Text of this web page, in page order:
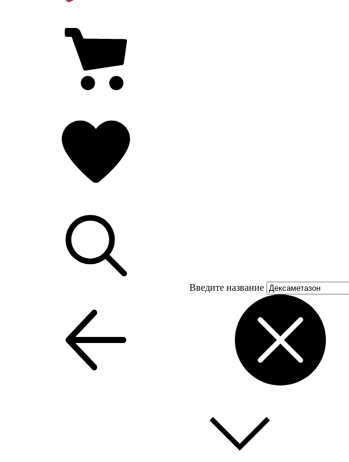
Введите название